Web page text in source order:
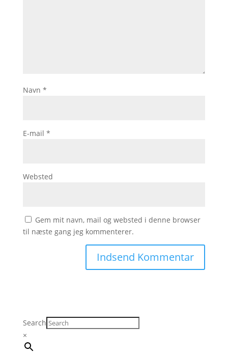
Navn *
E-mail *
Websted
Gem mit navn, mail og websted i denne browser
til næste gang jeg kommenterer.
Search
×